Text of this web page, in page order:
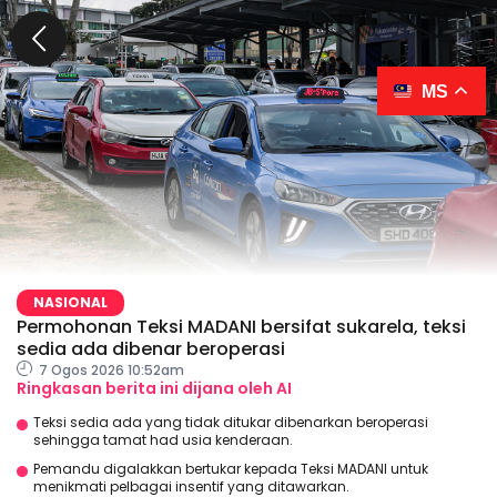
NASIONAL
Permohonan Teksi MADANI bersifat sukarela, teksi
sedia ada dibenar beroperasi
7 Ogos 2026 10:52am
Ringkasan berita ini dijana oleh AI
Teksi sedia ada yang tidak ditukar dibenarkan beroperasi
sehingga tamat had usia kenderaan.
Pemandu digalakkan bertukar kepada Teksi MADANI untuk
menikmati pelbagai insentif yang ditawarkan.
MS